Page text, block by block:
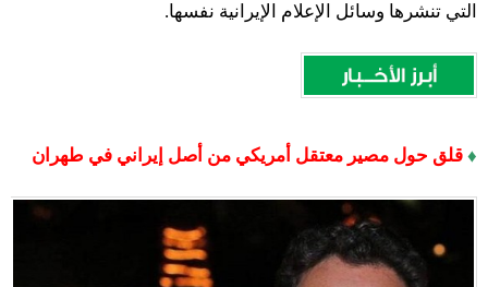
التي تنشرها وسائل الإعلام الإيرانية نفسها.
♦ قلق حول مصير معتقل أمريكي من أصل إيراني في طهران